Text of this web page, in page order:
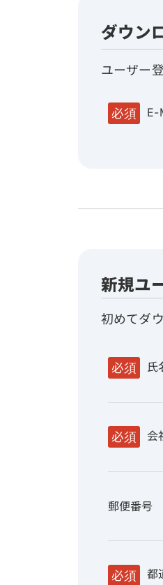
ダウン
ユーザー
必須 E-
新規ユ
初めてダ
必須 氏
必須 会
郵便番号
必須 都